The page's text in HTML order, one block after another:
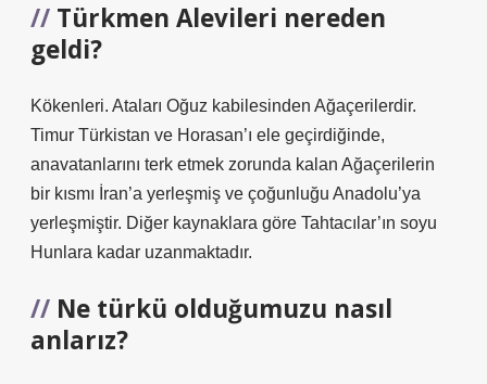
Türkmen Alevileri nereden
geldi?
Kökenleri. Ataları Oğuz kabilesinden Ağaçerilerdir.
Timur Türkistan ve Horasan’ı ele geçirdiğinde,
anavatanlarını terk etmek zorunda kalan Ağaçerilerin
bir kısmı İran’a yerleşmiş ve çoğunluğu Anadolu’ya
yerleşmiştir. Diğer kaynaklara göre Tahtacılar’ın soyu
Hunlara kadar uzanmaktadır.
Ne türkü olduğumuzu nasıl
anlarız?